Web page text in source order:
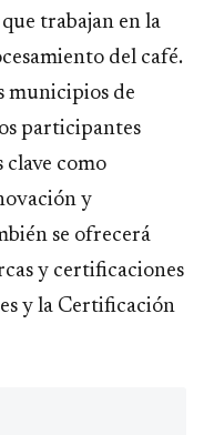
trabajan en la
del café.
municipios de
participantes
clave como
y
se ofrecerá
y certificaciones
y la Certificación